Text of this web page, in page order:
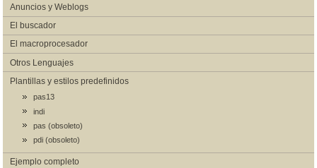
Anuncios y Weblogs
El buscador
El macroprocesador
Otros Lenguajes
Plantillas y estilos predefinidos
pas13
indi
pas (obsoleto)
pdi (obsoleto)
Ejemplo completo